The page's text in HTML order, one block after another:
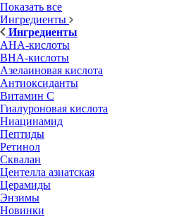
Показать все
Ингредиенты
Ингредиенты
AHA-кислоты
BHA-кислоты
Азелаиновая кислота
Антиоксиданты
Витамин С
Гиалуроновая кислота
Ниацинамид
Пептиды
Ретинол
Сквалан
Центелла азиатская
Церамиды
Энзимы
Новинки